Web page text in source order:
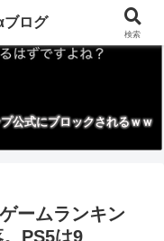
公式にブロックされるｗｗ
ームランキン
PS5は9
ログ
検索